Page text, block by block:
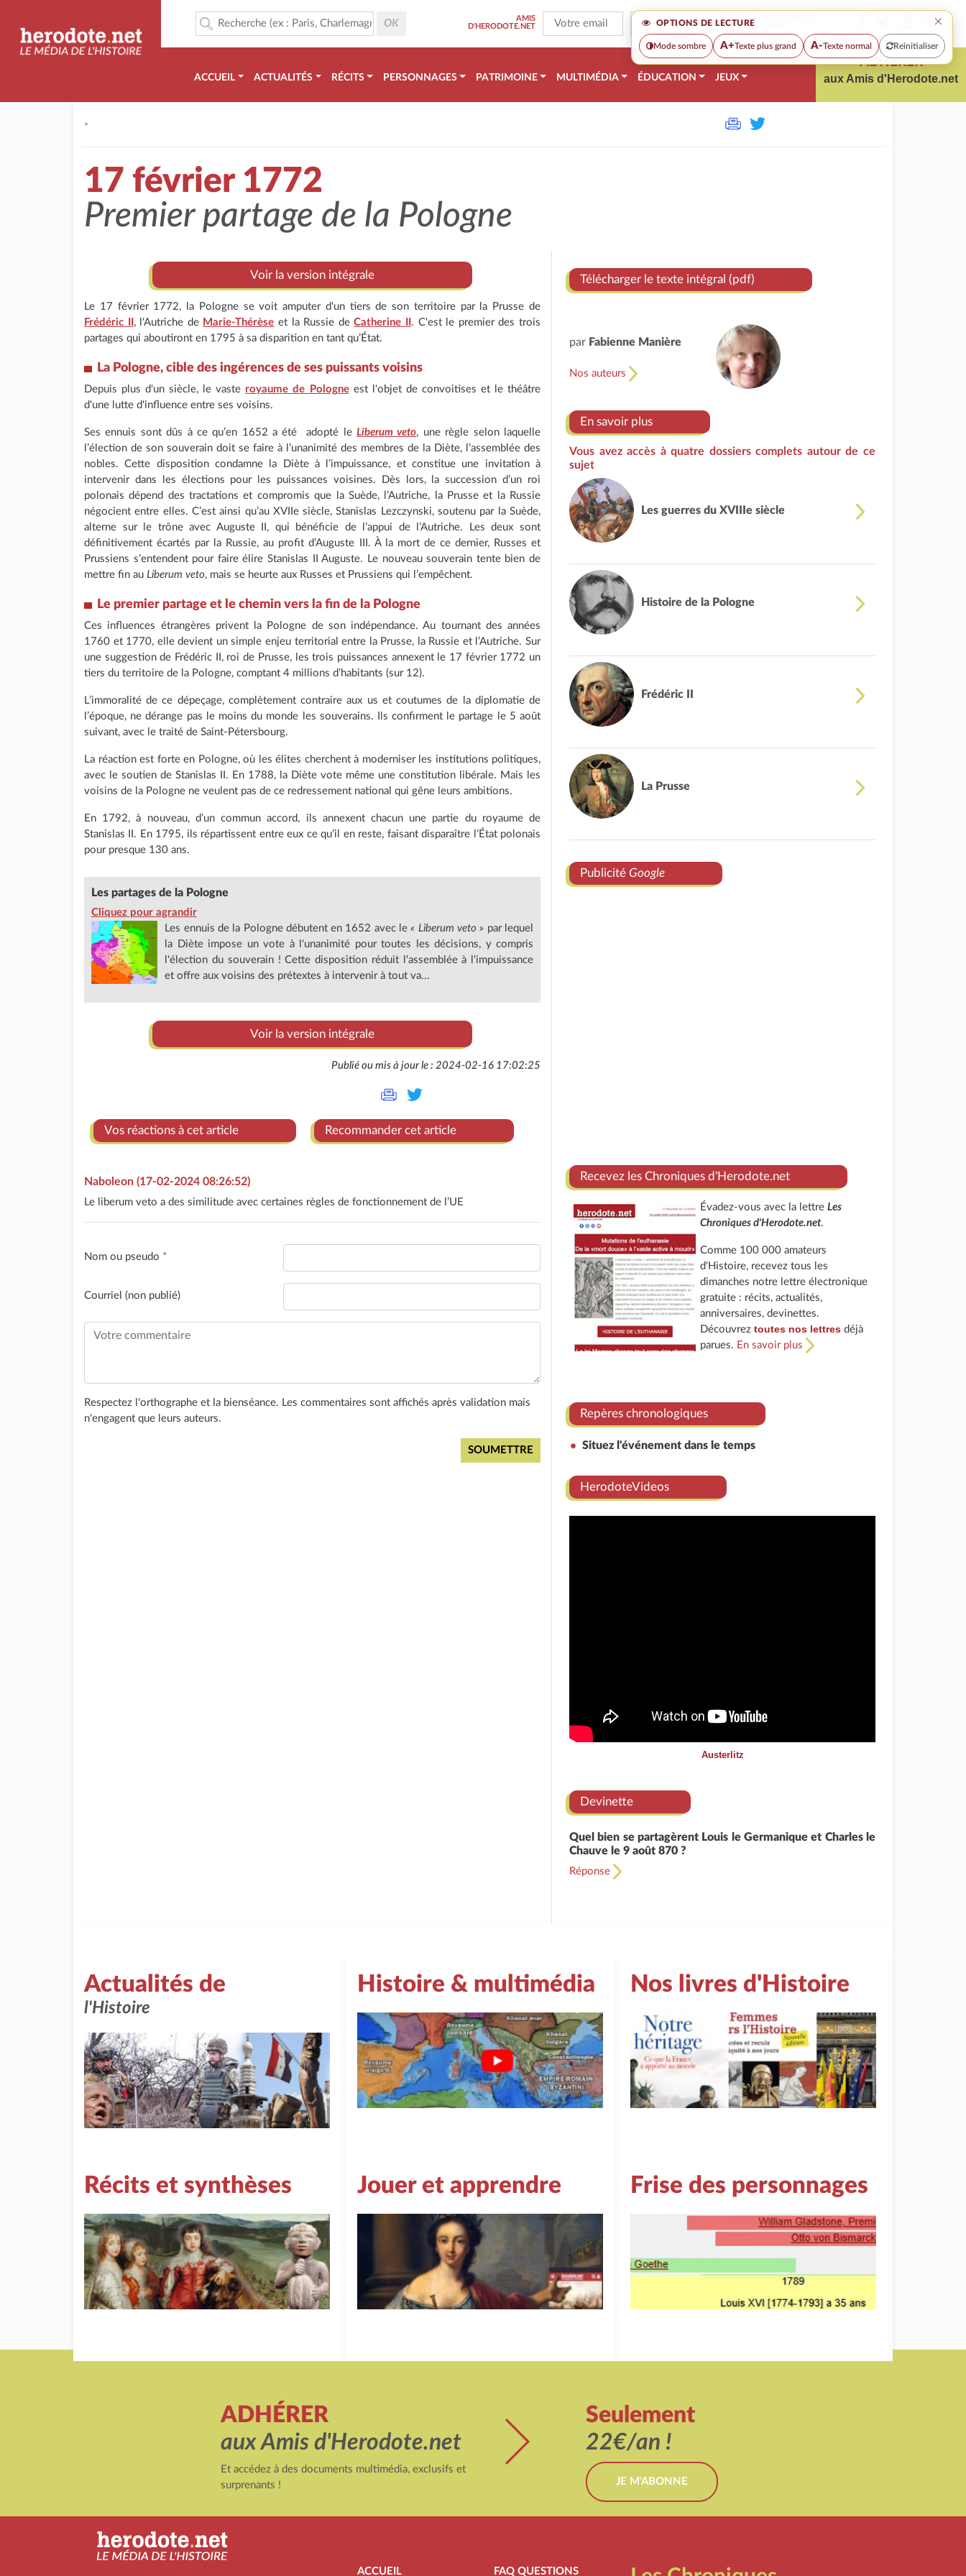
OPTIONS DE LECTURE ×
Mode sombre A+Texte plus grand A-Texte normal Reinitialiser
AMIS
D'HERODOTE.NET
ACCUEIL ACTUALITÉS RÉCITS PERSONNAGES PATRIMOINE MULTIMÉDIA ÉDUCATION JEUX
ADHÉRER
aux Amis d'Herodote.net
>
17 février 1772
Premier partage de la Pologne
Voir la version intégrale
Le 17 février 1772, la Pologne se voit amputer d'un tiers de son territoire par la Prusse de
Frédéric II , l'Autriche de Marie-Thérèse et la Russie deCatherine II . C'est le premier des trois
partages qui aboutiront en 1795 à sa disparition en tant qu’État.
La Pologne, cible des ingérences de ses puissants voisins
Depuis plus d'un siècle, le vaste royaume de Pologneest l'objet de convoitises et le théâtre
d'une lutte d'influence entre ses voisins.
Ses ennuis sont dûs à ce qu’en 1652 a été adopté leLiberum veto, une règle selon laquelle
l’élection de son souverain doit se faire à l’unanimité des membres de la Diète, l’assemblée des
nobles. Cette disposition condamne la Diète à l’impuissance, et constitue une invitation à
intervenir dans les élections pour les puissances voisines. Dès lors, la succession d’un roi
polonais dépend des tractations et compromis que la Suède, l’Autriche, la Prusse et la Russie
négocient entre elles. C’est ainsi qu’au XVIIe siècle, Stanislas Lezczynski, soutenu par la Suède,
alterne sur le trône avec Auguste II, qui bénéficie de l’appui de l’Autriche. Les deux sont
définitivement écartés par la Russie, au profit d’Auguste III. À la mort de ce dernier, Russes et
Prussiens s’entendent pour faire élire Stanislas II Auguste. Le nouveau souverain tente bien de
mettre fin au Liberum veto, mais se heurte aux Russes et Prussiens qui l’empêchent.
Le premier partage et le chemin vers la fin de la Pologne
Ces influences étrangères privent la Pologne de son indépendance. Au tournant des années
1760 et 1770, elle devient un simple enjeu territorial entre la Prusse, la Russie et l’Autriche. Sur
une suggestion de Frédéric II, roi de Prusse, les trois puissances annexent le 17 février 1772 un
tiers du territoire de la Pologne, comptant 4 millions d’habitants (sur 12).
L’immoralité de ce dépeçage, complètement contraire aux us et coutumes de la diplomatie de
l’époque, ne dérange pas le moins du monde les souverains. Ils confirment le partage le 5 août
suivant, avec le traité de Saint-Pétersbourg.
La réaction est forte en Pologne, où les élites cherchent à moderniser les institutions politiques,
avec le soutien de Stanislas II. En 1788, la Diète vote même une constitution libérale. Mais les
voisins de la Pologne ne veulent pas de ce redressement national qui gêne leurs ambitions.
En 1792, à nouveau, d’un commun accord, ils annexent chacun une partie du royaume de
Stanislas II. En 1795, ils répartissent entre eux ce qu’il en reste, faisant disparaître l’État polonais
pour presque 130 ans.
Les partages de la Pologne
Cliquez pour agrandir
Les ennuis de la Pologne débutent en 1652 avec le« Liberum veto » par lequel
la Diète impose un vote à l'unanimité pour toutes les décisions, y compris
l'élection du souverain ! Cette disposition réduit l'assemblée à l'impuissance
et offre aux voisins des prétextes à intervenir à tout va...
Voir la version intégrale
Publié ou mis à jour le : 2024-02-16 17:02:25
Vos réactions à cet article Recommander cet article
Naboleon (17-02-2024 08:26:52)
Le liberum veto a des similitude avec certaines règles de fonctionnement de l’UE
Nom ou pseudo *
Courriel (non publié)
Respectez l'orthographe et la bienséance. Les commentaires sont affichés après validation mais
n'engagent que leurs auteurs.
Télécharger le texte intégral (pdf)
par Fabienne Manière
Nos auteurs
En savoir plus
Vous avez accès à quatre dossiers complets autour de ce
sujet
Les guerres du XVIIIe siècle
Histoire de la Pologne
Frédéric II
La Prusse
Publicité Google
Recevez les Chroniques d'Herodote.net
Évadez-vous avec la lettreLes
Chroniques d'Herodote.net.
Comme 100 000 amateurs
d'Histoire, recevez tous les
dimanches notre lettre électronique
gratuite : récits, actualités,
anniversaires, devinettes.
Découvreztoutes nos lettres déjà
parues. En savoir plus
Repères chronologiques
Situez l'événement dans le temps
HerodoteVideos
Austerlitz
Devinette
Quel bien se partagèrent Louis le Germanique et Charles le
Chauve le 9 août 870 ?
Réponse
Actualités de
l'Histoire
Histoire & multimédia Nos livres d'Histoire
Récits et synthèses Jouer et apprendre Frise des personnages
ADHÉRER
aux Amis d'Herodote.net
Et accédez à des documents multimédia, exclusifs et
surprenants !
Seulement
22€/an !
JE M'ABONNE
ACCUEIL FAQ QUESTIONS